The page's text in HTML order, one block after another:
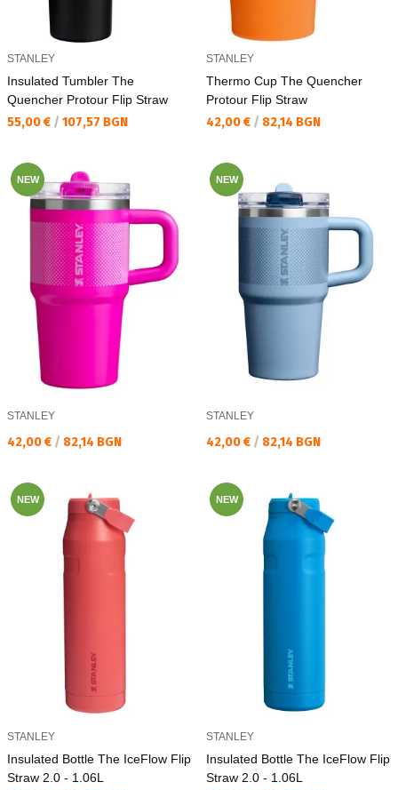
STANLEY
Insulated Tumbler The
Quencher Protour Flip Straw
Текуща цена:
55,00 € / 107,57 BGN
STANLEY
Thermo Cup The Quencher
Protour Flip Straw
Текуща цена:
42,00 € / 82,14 BGN
NEW
STANLEY
Текуща цена:
42,00 € / 82,14 BGN
NEW
STANLEY
Текуща цена:
42,00 € / 82,14 BGN
NEW
STANLEY
Insulated Bottle The IceFlow Flip
Straw 2.0 - 1.06L
NEW
STANLEY
Insulated Bottle The IceFlow Flip
Straw 2.0 - 1.06L